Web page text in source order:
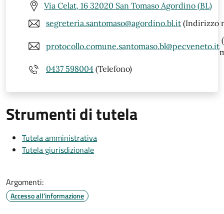
Via Celat, 16 32020 San Tomaso Agordino (BL)
segreteria.santomaso@agordino.bl.it (Indirizzo
protocollo.comune.santomaso.bl@pecveneto.it
0437 598004 (Telefono)
Strumenti di tutela
Tutela amministrativa
Tutela giurisdizionale
Argomenti:
Accesso all'informazione